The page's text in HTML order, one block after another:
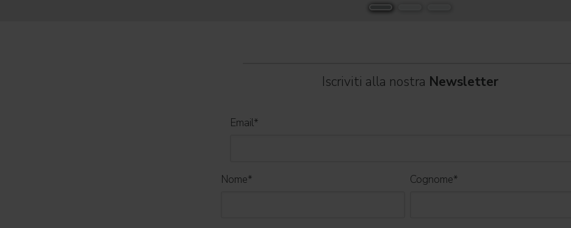
Iscriviti alla nostra Newsletter
Email*
Nome* Cognome*